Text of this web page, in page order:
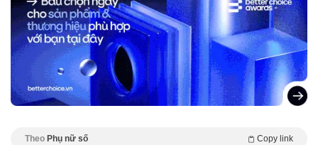
Theo Phụ nữ số Copy link